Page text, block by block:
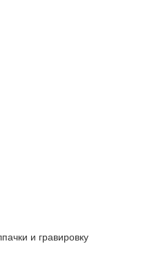
и гравировку